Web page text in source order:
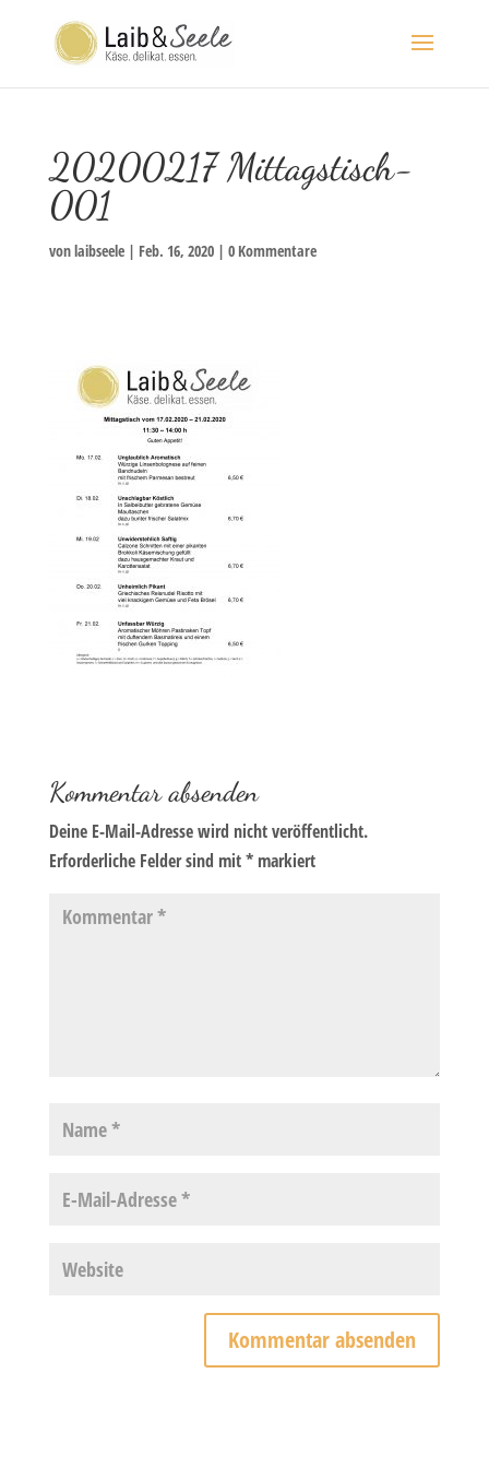
20200217 Mittagstisch-
001
vonlaibseele| Feb. 16, 2020| 0 Kommentare
Kommentar absenden
Deine E-Mail-Adresse wird nicht veröffentlicht.
Erforderliche Felder sind mit*markiert